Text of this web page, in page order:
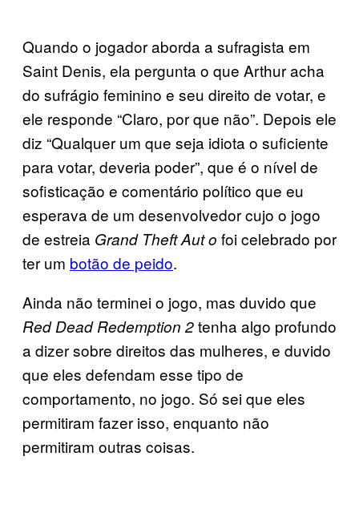
Quando o jogador aborda a sufragista em
Saint Denis, ela pergunta o que Arthur acha
do sufrágio feminino e seu direito de votar, e
ele responde “Claro, por que não”. Depois ele
diz “Qualquer um que seja idiota o suficiente
para votar, deveria poder”, que é o nível de
sofisticação e comentário político que eu
esperava de um desenvolvedor cujo o jogo
de estreia Grand Theft Auto foi celebrado por
ter um botão de peido.
Ainda não terminei o jogo, mas duvido que
Red Dead Redemption 2tenha algo profundo
a dizer sobre direitos das mulheres, e duvido
que eles defendam esse tipo de
comportamento, no jogo. Só sei que eles
permitiram fazer isso, enquanto não
permitiram outras coisas.